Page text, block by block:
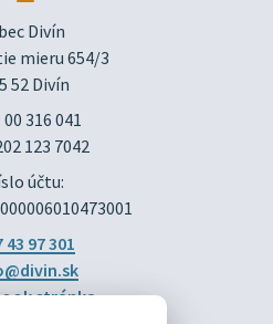
Divín
mieru 654/3
52 Divín
00 316 041
123 7042
účtu:
43 97 301
stránka